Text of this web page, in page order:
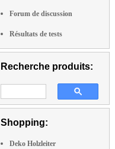
Forum de discussion
Résultats de tests
Recherche produits:
Shopping:
Deko Holzleiter